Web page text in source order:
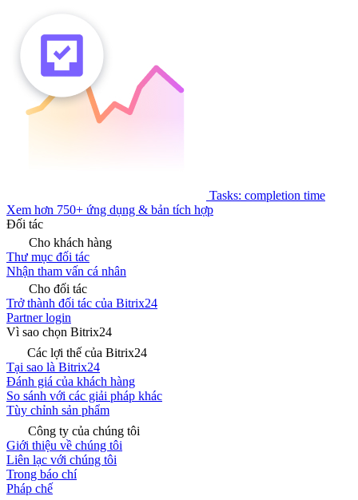
Tasks: completion time
Xem hơn 750+ ứng dụng & bản tích hợp
Đối tác
Cho khách hàng
Thư mục đối tác
Nhận tham vấn cá nhân
Cho đối tác
Trở thành đối tác của Bitrix24
Partner login
Vì sao chọn Bitrix24
Các lợi thế của Bitrix24
Tại sao là Bitrix24
Đánh giá của khách hàng
So sánh với các giải pháp khác
Tùy chỉnh sản phẩm
Công ty của chúng tôi
Giới thiệu về chúng tôi
Liên lạc với chúng tôi
Trong báo chí
Pháp chế